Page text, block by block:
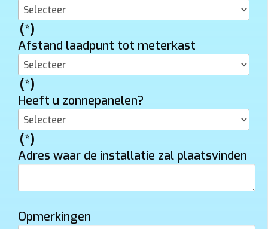
(*)
Afstand laadpunt tot meterkast
(*)
Heeft u zonnepanelen?
(*)
Adres waar de installatie zal plaatsvinden
Opmerkingen